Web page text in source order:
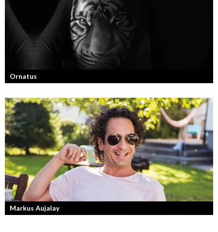
Ornatus
En av svergies mest talangfyllda tatuerare. Läs om hans historia och
resa!
Markus Aujalay